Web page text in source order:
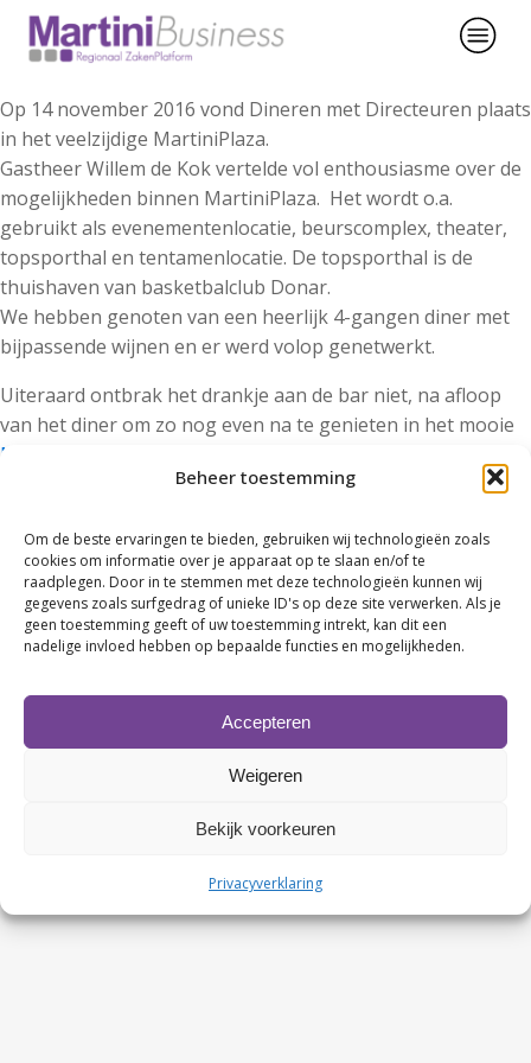
Beheer toestemming
Om de beste ervaringen te bieden, gebruiken wij technologieën zoals
cookies om informatie over je apparaat op te slaan en/of te
raadplegen. Door in te stemmen met deze technologieën kunnen wij
gegevens zoals surfgedrag of unieke ID's op deze site verwerken. Als je
geen toestemming geeft of uw toestemming intrekt, kan dit een
nadelige invloed hebben op bepaalde functies en mogelijkheden.
Accepteren
Weigeren
Bekijk voorkeuren
Privacyverklaring
Op 14 november 2016 vond Dineren met Directeuren plaats
in het veelzijdige MartiniPlaza.
Gastheer Willem de Kok vertelde vol enthousiasme over de
mogelijkheden binnen MartiniPlaza. Het wordt o.a.
gebruikt als evenementenlocatie, beurscomplex, theater,
topsporthal en tentamenlocatie. De topsporthal is de
thuishaven van basketbalclub Donar.
We hebben genoten van een heerlijk 4-gangen diner met
bijpassende wijnen en er werd volop genetwerkt.
Uiteraard ontbrak het drankje aan de bar niet, na afloop
van het diner om zo nog even na te genieten in het mooie
MartiniPlaza.
Contactgegevens
Rabobank nr. NL86 RABO 0107674327